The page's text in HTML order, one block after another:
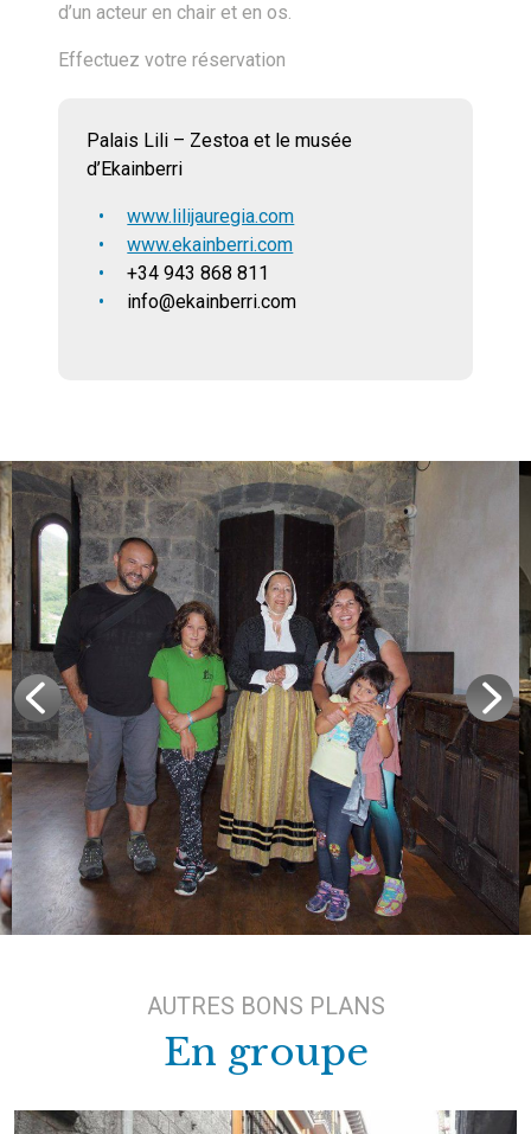
d’un acteur en chair et en os.
Effectuez votre réservation
Palais Lili – Zestoa et le musée
d’Ekainberri
www.lilijauregia.com
www.ekainberri.com
+34 943 868 811
info@ekainberri.com
AUTRES BONS PLANS
En groupe